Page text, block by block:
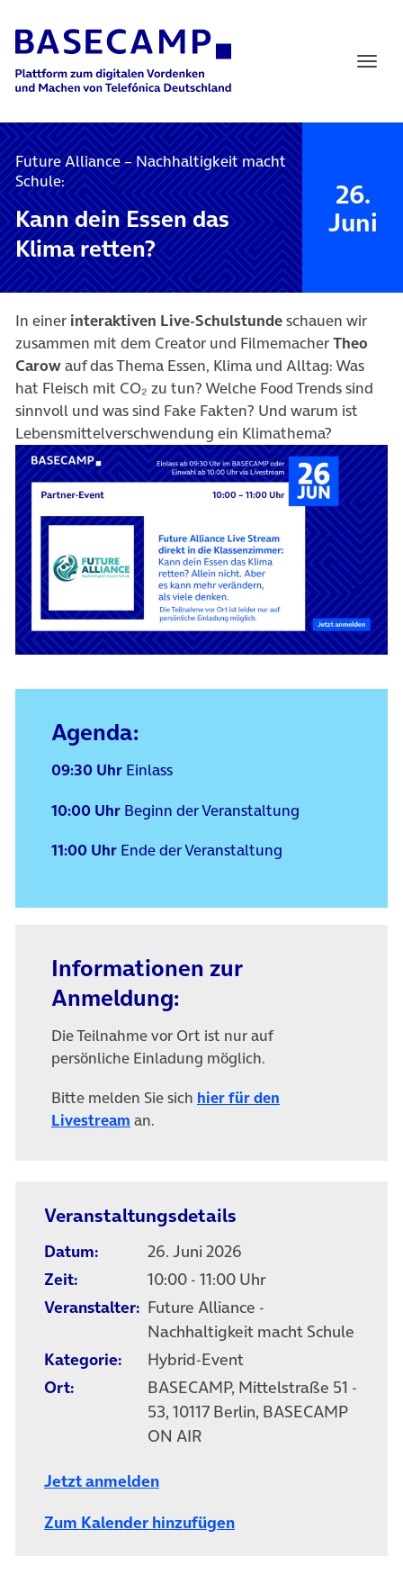
Main Navigation
Future Alliance – Nachhaltigkeit macht
Schule:
Kann dein Essen das
Klima retten?
26.
Juni
In einer interaktiven Live-Schulstundeschauen wir
zusammen mit dem Creator und FilmemacherTheo
Carowauf das Thema Essen, Klima und Alltag: Was
hat Fleisch mit CO₂ zu tun? Welche Food Trends sind
sinnvoll und was sind Fake Fakten? Und warum ist
Lebensmittelverschwendung ein Klimathema?
Agenda:
09:30 Uhr Einlass
10:00 Uhr Beginn der Veranstaltung
11:00 Uhr Ende der Veranstaltung
Informationen zur
Anmeldung:
Die Teilnahme vor Ort ist nur auf
persönliche Einladung möglich.
Bitte melden Sie sich hier für den
Livestream (öffnet in neuem Tab)
an.
Veranstaltungsdetails
Datum:
26. Juni 2026
Zeit:
10:00 - 11:00 Uhr
Veranstalter: Future Alliance -
Nachhaltigkeit macht Schule
Kategorie:
Hybrid-Event
Ort:
BASECAMP, Mittelstraße 51 -
53, 10117 Berlin, BASECAMP
ON AIR
Jetzt anmelden
Zum Kalender hinzufügen